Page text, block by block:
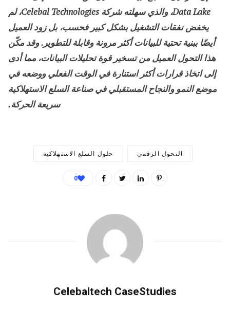
Data Lake، والذي سهلته شركة Celebal Technologies، لم
يخفض نفقات التشغيل بشكل كبير فحسب، بل زود العميل
أيضًا ببنية تحتية للبيانات أكثر مرونة وقابلة للتطوير. وقد مكّن
هذا التحول العميل من تسخير قوة تحليلات البيانات، مما أدى
إلى اتخاذ قرارات أكثر استنارة في الوقت الفعلي ووضعه في
موضع النمو والنجاح المستقبلي في صناعة السلع الاستهلاكية
سريعة الحركة.
التحول الرقمي حلول السلع الاستهلاكية
0
Celebaltech CaseStudies